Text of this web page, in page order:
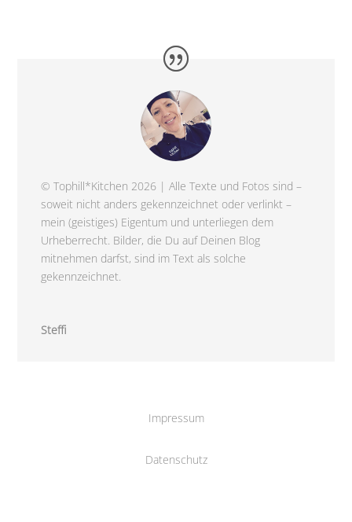
© Tophill*Kitchen 2026 | Alle Texte und Fotos sind –
soweit nicht anders gekennzeichnet oder verlinkt –
mein (geistiges) Eigentum und unterliegen dem
Urheberrecht. Bilder, die Du auf Deinen Blog
mitnehmen darfst, sind im Text als solche
gekennzeichnet.
Steffi
Impressum
Datenschutz